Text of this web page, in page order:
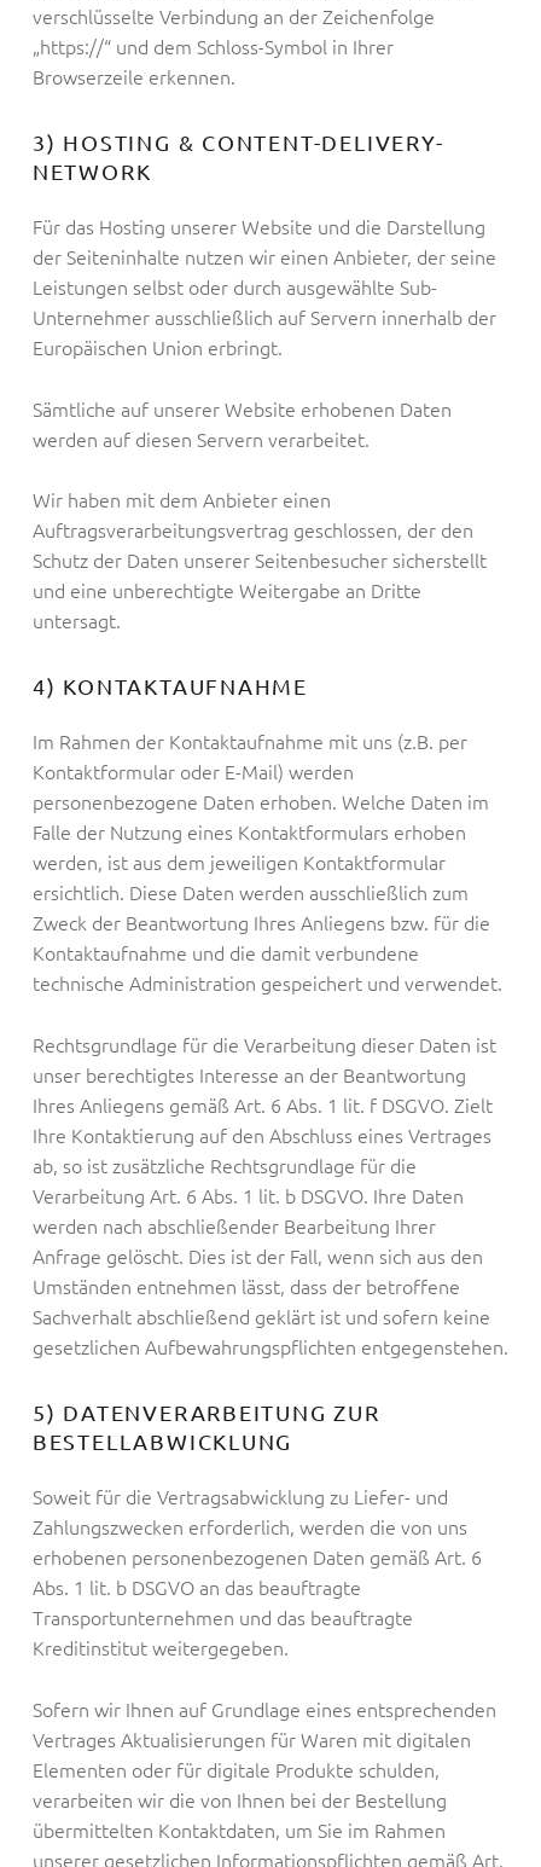
verschlüsselte Verbindung an der Zeichenfolge
„https://“ und dem Schloss-Symbol in Ihrer
Browserzeile erkennen.
3) HOSTING & CONTENT-DELIVERY-
NETWORK
Für das Hosting unserer Website und die Darstellung
der Seiteninhalte nutzen wir einen Anbieter, der seine
Leistungen selbst oder durch ausgewählte Sub-
Unternehmer ausschließlich auf Servern innerhalb der
Europäischen Union erbringt.
Sämtliche auf unserer Website erhobenen Daten
werden auf diesen Servern verarbeitet.
Wir haben mit dem Anbieter einen
Auftragsverarbeitungsvertrag geschlossen, der den
Schutz der Daten unserer Seitenbesucher sicherstellt
und eine unberechtigte Weitergabe an Dritte
untersagt.
4) KONTAKTAUFNAHME
Im Rahmen der Kontaktaufnahme mit uns (z.B. per
Kontaktformular oder E-Mail) werden
personenbezogene Daten erhoben. Welche Daten im
Falle der Nutzung eines Kontaktformulars erhoben
werden, ist aus dem jeweiligen Kontaktformular
ersichtlich. Diese Daten werden ausschließlich zum
Zweck der Beantwortung Ihres Anliegens bzw. für die
Kontaktaufnahme und die damit verbundene
technische Administration gespeichert und verwendet.
Rechtsgrundlage für die Verarbeitung dieser Daten ist
unser berechtigtes Interesse an der Beantwortung
Ihres Anliegens gemäß Art. 6 Abs. 1 lit. f DSGVO. Zielt
Ihre Kontaktierung auf den Abschluss eines Vertrages
ab, so ist zusätzliche Rechtsgrundlage für die
Verarbeitung Art. 6 Abs. 1 lit. b DSGVO. Ihre Daten
werden nach abschließender Bearbeitung Ihrer
Anfrage gelöscht. Dies ist der Fall, wenn sich aus den
Umständen entnehmen lässt, dass der betroffene
Sachverhalt abschließend geklärt ist und sofern keine
gesetzlichen Aufbewahrungspflichten entgegenstehen.
5) DATENVERARBEITUNG ZUR
BESTELLABWICKLUNG
Soweit für die Vertragsabwicklung zu Liefer- und
Zahlungszwecken erforderlich, werden die von uns
erhobenen personenbezogenen Daten gemäß Art. 6
Abs. 1 lit. b DSGVO an das beauftragte
Transportunternehmen und das beauftragte
Kreditinstitut weitergegeben.
Sofern wir Ihnen auf Grundlage eines entsprechenden
Vertrages Aktualisierungen für Waren mit digitalen
Elementen oder für digitale Produkte schulden,
verarbeiten wir die von Ihnen bei der Bestellung
übermittelten Kontaktdaten, um Sie im Rahmen
unserer gesetzlichen Informationspflichten gemäß Art.